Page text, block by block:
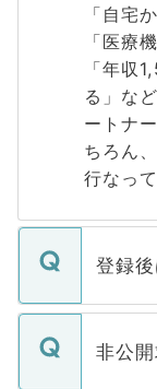
「自宅
「医療
「年収
る」な
ートナ
ちろん
行なっ
登録
ご登録
登録内
非公